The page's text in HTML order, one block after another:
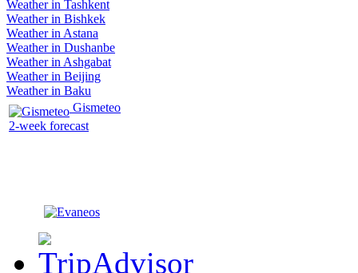
Weather in Tashkent
Weather in Bishkek
Weather in Astana
Weather in Dushanbe
Weather in Ashgabat
Weather in Beijing
Weather in Baku
Gismeteo
2-week forecast